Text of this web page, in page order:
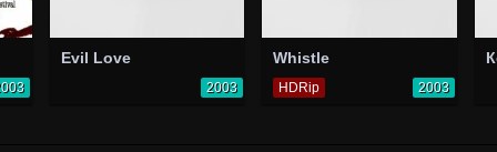
Evil Love
2003
Whistle
HDRip 2003